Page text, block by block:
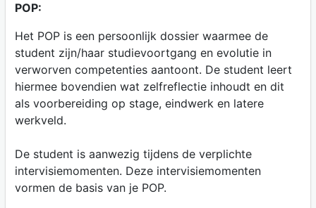
POP:
Het POP is een persoonlijk dossier waarmee de
student zijn/haar studievoortgang en evolutie in
verworven competenties aantoont. De student leert
hiermee bovendien wat zelfreflectie inhoudt en dit
als voorbereiding op stage, eindwerk en latere
werkveld.
De student is aanwezig tijdens de verplichte
intervisiemomenten. Deze intervisiemomenten
vormen de basis van je POP.